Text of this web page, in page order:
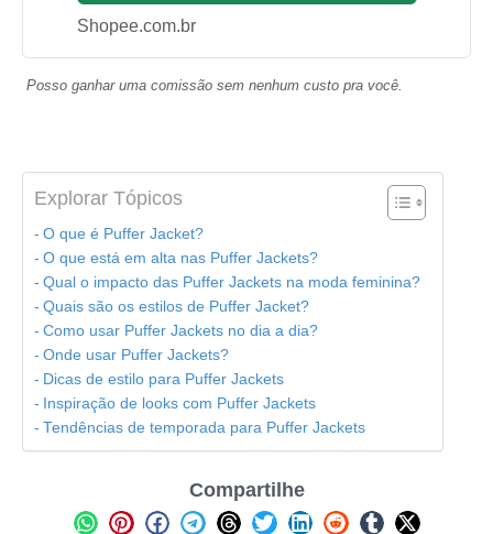
Shopee.com.br
Posso ganhar uma comissão sem nenhum custo pra você.
Explorar Tópicos
O que é Puffer Jacket?
O que está em alta nas Puffer Jackets?
Qual o impacto das Puffer Jackets na moda feminina?
Quais são os estilos de Puffer Jacket?
Como usar Puffer Jackets no dia a dia?
Onde usar Puffer Jackets?
Dicas de estilo para Puffer Jackets
Inspiração de looks com Puffer Jackets
Tendências de temporada para Puffer Jackets
Compartilhe